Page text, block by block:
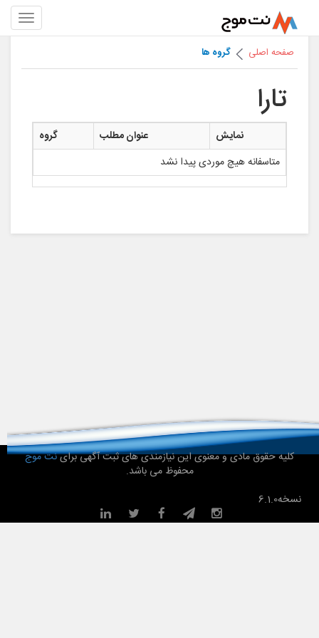
صفحه اصلی گروه ها
تارا
نمایش عنوان مطلب
گروه
متاسفانه هیچ موردی پیدا نشد
کلیه حقوق مادی و معنوی این نیازمندی های ثبت آگهی براینت موج
محفوظ می باشد.
نسخه6.1.0